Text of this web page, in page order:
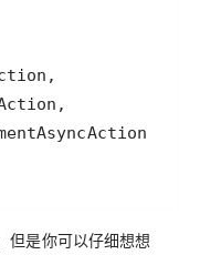
但是你可以仔细想想